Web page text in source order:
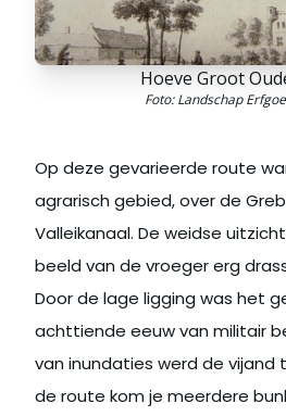
Hoeve Groot
Foto: Landschap
Op deze gevarieerde route
agrarisch gebied, over de
Valleikanaal. De weidse
beeld van de vroeger erg
Door de lage ligging was het
achttiende eeuw van militair
van inundaties werd de vijand
de route kom je meerdere